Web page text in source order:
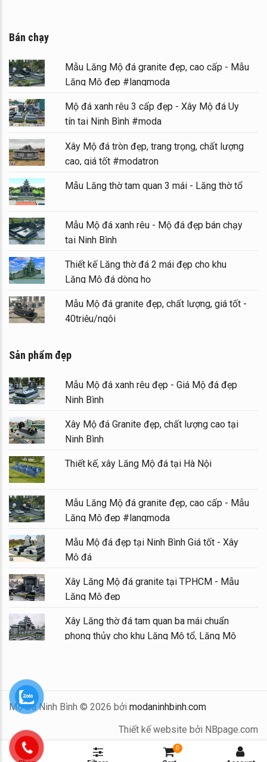
Bán chạy
Mẫu Lăng Mộ đá granite đẹp, cao cấp - Mẫu
Lăng Mộ đẹp #langmoda
Mộ đá xanh rêu 3 cấp đẹp - Xây Mộ đá Uy
tín tại Ninh Bình #moda
Xây Mộ đá tròn đẹp, trang trọng, chất lượng
cao, giá tốt #modatron
Mẫu Lăng thờ tam quan 3 mái - Lăng thờ tổ
Mẫu Mộ đá xanh rêu - Mộ đá đẹp bán chạy
tại Ninh Bình
Thiết kế Lăng thờ đá 2 mái đẹp cho khu
Lăng Mộ đá dòng họ
Mẫu Mộ đá granite đẹp, chất lượng, giá tốt -
40triệu/ngôi
Sản phẩm đẹp
Mẫu Mộ đá xanh rêu đẹp - Giá Mộ đá đẹp
Ninh Bình
Xây Mộ đá Granite đẹp, chất lượng cao tại
Ninh Bình
Thiết kế, xây Lăng Mộ đá tại Hà Nội
Mẫu Lăng Mộ đá granite đẹp, cao cấp - Mẫu
Lăng Mộ đẹp #langmoda
Mẫu Mộ đá đẹp tại Ninh Bình Giá tốt - Xây
Mộ đá
Xây Lăng Mộ đá granite tại TPHCM - Mẫu
Lăng Mộ đẹp
Xây Lăng thờ đá tam quan ba mái chuẩn
phong thủy cho khu Lăng Mộ tổ, Lăng Mộ
Mộ Đá Ninh Bình © 2026 bởi modaninhbinh.com
Thiết kế website bởi NBpage.com
0